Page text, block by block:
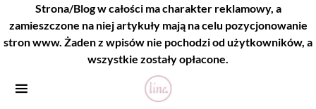
Strona/Blog w całości ma charakter reklamowy, a
zamieszczone na niej artykuły mają na celu pozycjonowanie
stron www. Żaden z wpisów nie pochodzi od użytkowników, a
wszystkie zostały opłacone.